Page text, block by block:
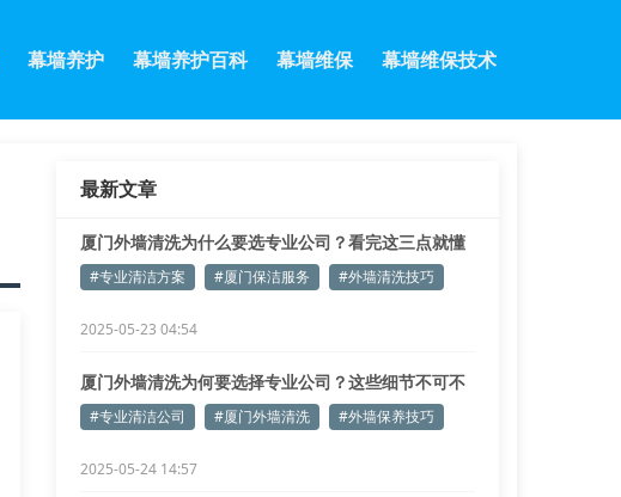
幕墙养护 幕墙养护百科 幕墙维保 幕墙维保技术
最新文章
厦门外墙清洗为什么要选专业公司？看完这三点就懂
了！
#专业清洁方案 #厦门保洁服务 #外墙清洗技巧
2025-05-23 04:54
厦门外墙清洗为何要选择专业公司？这些细节不可不
知！
#专业清洁公司 #厦门外墙清洗 #外墙保养技巧
2025-05-24 14:57